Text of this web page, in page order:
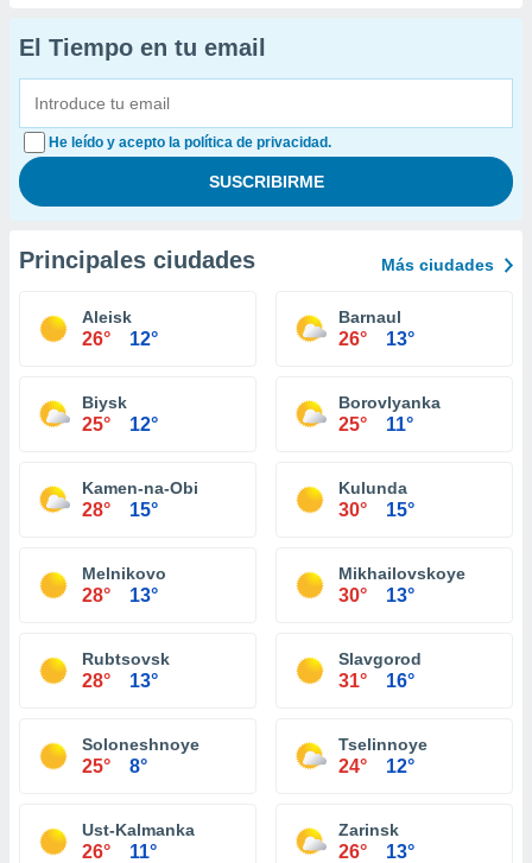
El Tiempo en tu email
He leído y acepto la política de privacidad.
Principales ciudades Más ciudades
Aleisk
26° 12°
Barnaul
26° 13°
Biysk
25° 12°
Borovlyanka
25° 11°
Kamen-na-Obi
28° 15°
Kulunda
30° 15°
Melnikovo
28° 13°
Mikhailovskoye
30° 13°
Rubtsovsk
28° 13°
Slavgorod
31° 16°
Soloneshnoye
25° 8°
Tselinnoye
24° 12°
Ust-Kalmanka
26° 11°
Zarinsk
26° 13°